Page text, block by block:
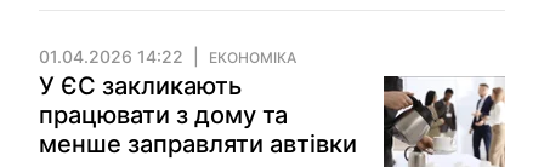
01.04.2026 14:22 ЕКОНОМІКА
У ЄС закликають
працювати з дому та
менше заправляти автівки